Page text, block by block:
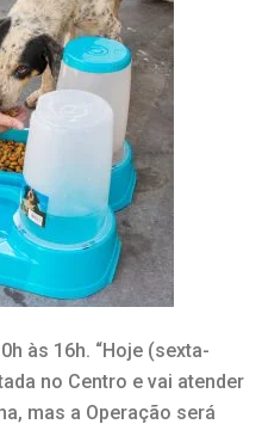
às 16h. “Hoje (sexta-
no Centro e vai atender
mas a Operação será